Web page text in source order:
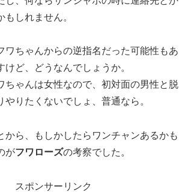
もしれません。
ワちゃんからの逆指名だった可能性もあ
けど、どうなんでしょうか。
ちゃんは女性なので、初対面の男性と脱
やりたくないでしょ、普通なら。
から、もしかしたらワンチャンあるかも
がフワローズの考察でした。
スポンサーリンク